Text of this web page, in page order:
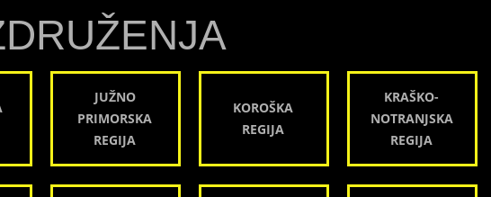
JUŽNO
PRIMORSKA
REGIJA
KOROŠKA
REGIJA
KRAŠKO-
NOTRANJSKA
REGIJA